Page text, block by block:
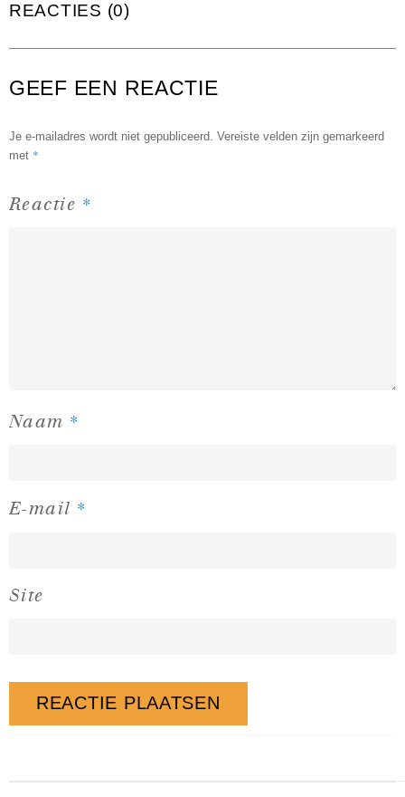
REACTIES (0)
GEEF EEN REACTIE
Je e-mailadres wordt niet gepubliceerd. Vereiste velden zijn gemarkeerd
met *
Reactie *
Naam *
E-mail *
Site